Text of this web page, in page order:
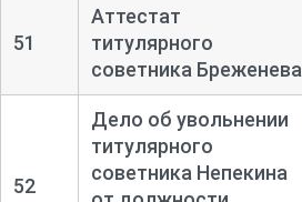
51
Аттестат
титулярного
советника Бреженева
52
Дело об увольнении
титулярного
советника Непекина